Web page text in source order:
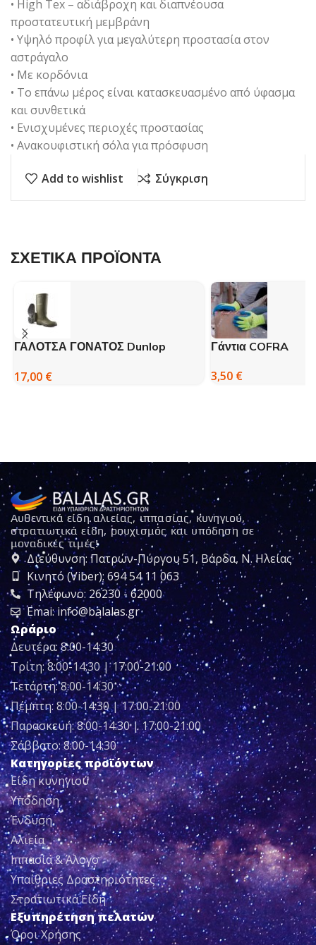
• High Tex – αδιάβροχη και διαπνέουσα
προστατευτική μεμβράνη
• Υψηλό προφίλ για μεγαλύτερη προστασία στον
αστράγαλο
• Με κορδόνια
• Το επάνω μέρος είναι κατασκευασμένο από ύφασμα
και συνθετικά
• Ενισχυμένες περιοχές προστασίας
• Ανακουφιστική σόλα για πρόσφυση
Add to wishlist Σύγκριση
ΣΧΕΤΙΚΑ ΠΡΟΪΟΝΤΑ
ΓΑΛΟΤΣΑ ΓΟΝΑΤΟΣ Dunlop
17,00 €
Γάντια COFRA
3,50 €
Αυθεντικά είδη αλιείας, ιππασίας, κυνηγιού,
στρατιωτικά είδη, ρουχισμός και υπόδηση σε
μοναδικές τιμές!
Διεύθυνση: Πατρών-Πύργου 51, Βάρδα, Ν. Ηλείας
Κινητό (Viber): 694 54 11 063
Τηλέφωνο: 26230 - 62000
Emai: info@balalas.gr
Ωράριο
Δευτέρα: 8:00-14:30
Τρίτη: 8:00-14:30 | 17:00-21:00
Τετάρτη: 8:00-14:30
Πέμπτη: 8:00-14:30 | 17:00-21:00
Παρασκευή: 8:00-14:30 | 17:00-21:00
Σάββατο: 8:00-14:30
Κατηγορίες προϊόντων
Είδη κυνηγιού
Υπόδηση
Ένδυση
Αλιεία
Ιππασία & Άλογο
Υπαίθριες Δραστηριότητες
Στρατιωτικά Είδη
Εξυπηρέτηση πελατών
Όροι Χρήσης